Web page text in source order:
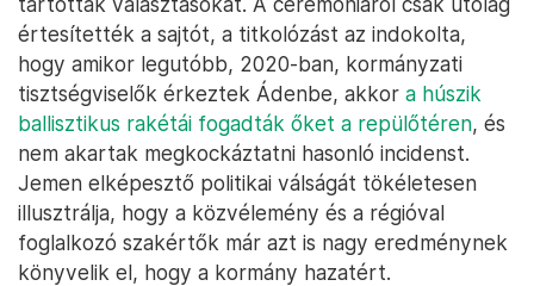
meg a politikai alkut, a tengeri blokád
felfüggesztésével pedig az olaj a kikötői tárolókba is
elkezdett csordogálni (Jemen az
energiaszükséglete háromnegyedét kőolajból és
földgázból fedezi, ám azország szénhidrogén-
kitermelésea polgárháborúig nem tudott igazán
beindulni).
Kedden a dél-jemeni Ádenbenbe is iktattákaz új
kormányt a parlament tagjai előtt – akiknek a